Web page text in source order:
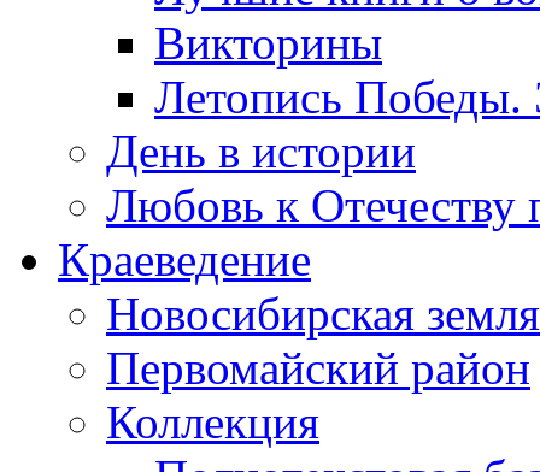
Викторины
Летопись Победы.
День в истории
Любовь к Отечеству
Краеведение
Новосибирская земля
Первомайский район
Коллекция